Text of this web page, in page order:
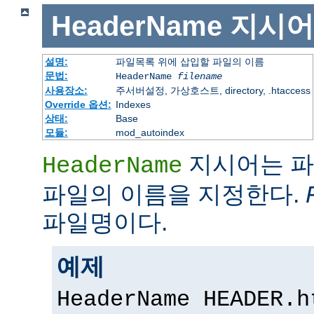
HeaderName 지시어
설명:
파일목록 위에 삽입할 파일의 이름
문법:
HeaderName filename
사용장소:
주서버설정, 가상호스트, directory, .htaccess
Override 옵션: Indexes
상태:
Base
모듈:
mod_autoindex
HeaderName 지시어는
파일의 이름을 지정한다.
파일명이다.
예제
HeaderName